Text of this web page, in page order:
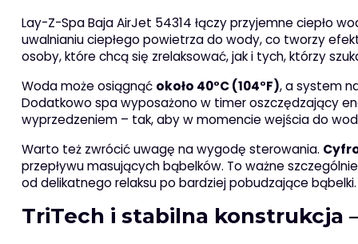
Lay-Z-Spa Baja AirJet 54314 łączy przyjemne ciepło
uwalnianiu ciepłego powietrza do wody, co tworzy
osoby, które chcą się zrelaksować, jak i tych, którzy
Woda może osiągnąć około 40°C (104°F), a system
Dodatkowo spa wyposażono w timer oszczędzający
wyprzedzeniem – tak, aby w momencie wejścia do
Warto też zwrócić uwagę na wygodę sterowania.
przepływu masujących bąbelków. To ważne
od delikatnego relaksu po bardziej pobudzające bąbelki.
TriTech i stabilna konstrukcja